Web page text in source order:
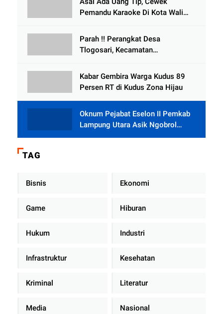
Selewengkan Bantuan Mushola
Pemandu Karaoke Di Kota Wali
Parah !! Perangkat Desa
Tlogosari, Kecamatan
Rumah dari BAZNAS
Kabar Gembira Warga Kudus 89
Persen RT di Kudus Zona Hijau
Oknum Pejabat Eselon II Pemkab
Lampung Utara Asik Ngobrol
Dengan Teman Kencan Wanitanya
TAG
Bisnis Ekonomi
Game Hiburan
Hukum Industri
Infrastruktur Kesehatan
Kriminal Literatur
Media Nasional